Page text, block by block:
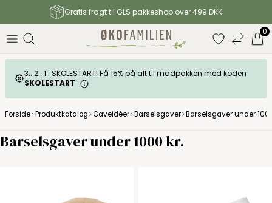
Gratis fragt til GLS pakkeshop over 499 DKK
0
3.. 2.. 1.. SKOLESTART! Få 15% på alt til madpakken med koden
SKOLESTART
Forside Produktkatalog Gaveidéer Barselsgaver Barselsgaver under
Barselsgaver under 1000 kr.